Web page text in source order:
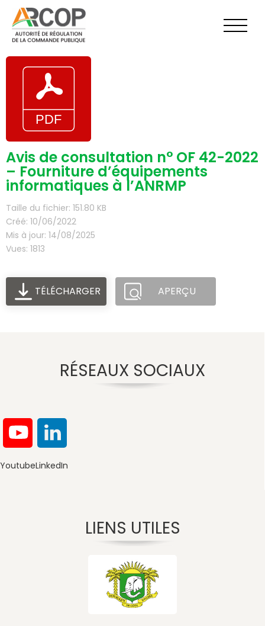
contenu
Avis de consultation n° OF 42-2022
– Fourniture d’équipements
informatiques à l’ANRMP
Taille du fichier: 151.80 KB
Créé: 10/06/2022
Mis à jour: 14/08/2025
Vues: 1813
TÉLÉCHARGER APERÇU
RÉSEAUX SOCIAUX
YoutubeLinkedIn
LIENS UTILES